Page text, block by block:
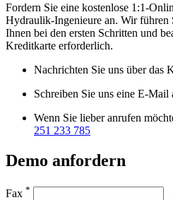
Fordern Sie eine kostenlose 1:1-
Hydraulik-Ingenieure an. Wir führen
Ihnen bei den ersten Schritten und
Kreditkarte erforderlich.
Nachrichten Sie uns über das
Schreiben Sie uns eine E-Mail
Wenn Sie lieber anrufen
251 233 785
Demo anfordern
Fax *